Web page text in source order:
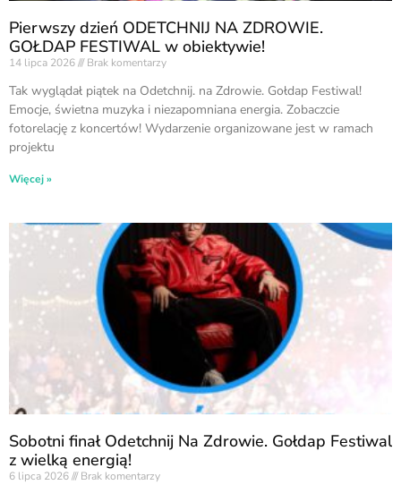
Pierwszy dzień ODETCHNIJ NA ZDROWIE.
GOŁDAP FESTIWAL w obiektywie!
14 lipca 2026 Brak komentarzy
Tak wyglądał piątek na Odetchnij. na Zdrowie. Gołdap Festiwal!
Emocje, świetna muzyka i niezapomniana energia. Zobaczcie
fotorelację z koncertów! Wydarzenie organizowane jest w ramach
projektu
Więcej »
Sobotni finał Odetchnij Na Zdrowie. Gołdap Festiwal
z wielką energią!
6 lipca 2026 Brak komentarzy